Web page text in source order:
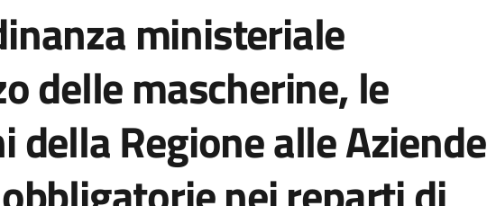
ministeriale
delle mascherine, le
della Regione alle Aziende